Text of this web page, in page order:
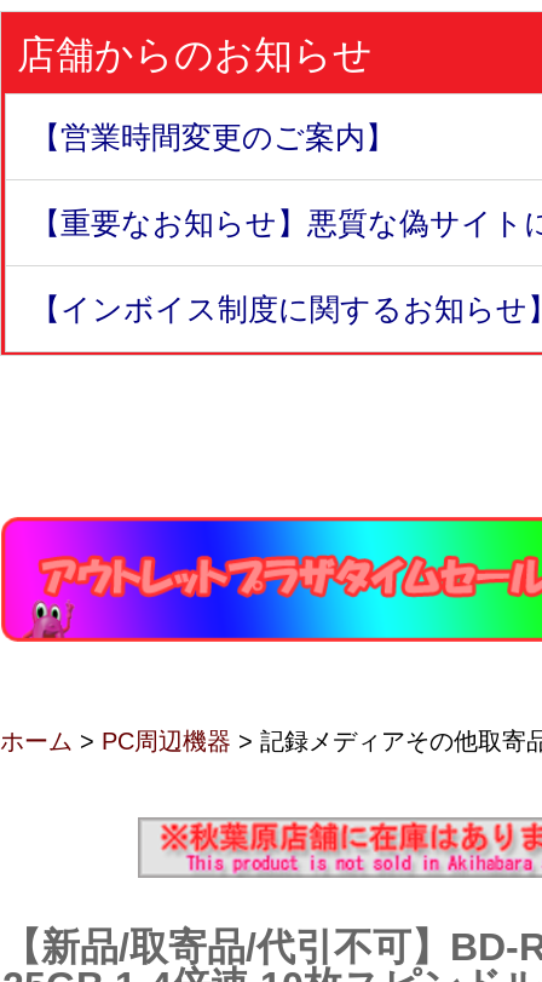
店舗からのお知らせ
【営業時間変更のご案内】
【重要なお知らせ】悪質な偽サイト
【インボイス制度に関するお知らせ
ホーム > PC周辺機器 > 記録メディアその他取寄
【新品/取寄品/代引不可】BD-